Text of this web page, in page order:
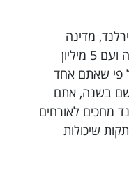
מדינה
מרהיבה מדינה עם אווירה שונה ועם 5 מיליון
פי שאתם אחד
לשם בשנה, אתם
מחכים לאורחים
שיכולות